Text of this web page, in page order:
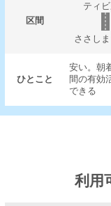
区間
ティ
ささし
ひとこと
安い。朝
間の有効
できる
利用